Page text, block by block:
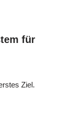
für
Ziel.